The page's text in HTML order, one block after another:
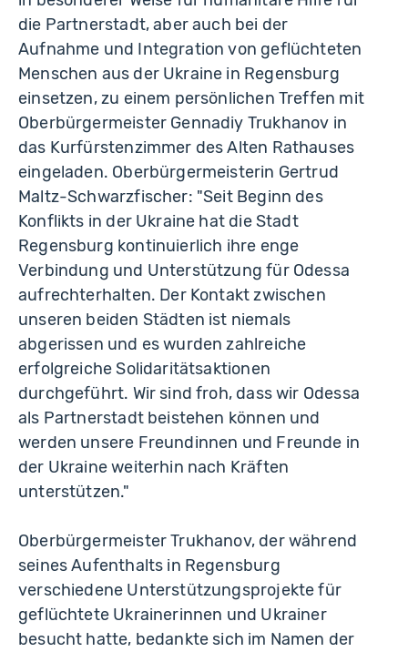
die Partnerstadt, aber auch bei der
Aufnahme und Integration von geflüchteten
Menschen aus der Ukraine in Regensburg
einsetzen, zu einem persönlichen Treffen mit
Oberbürgermeister Gennadiy Trukhanov in
das Kurfürstenzimmer des Alten Rathauses
eingeladen. Oberbürgermeisterin Gertrud
Maltz-Schwarzfischer: "Seit Beginn des
Konflikts in der Ukraine hat die Stadt
Regensburg kontinuierlich ihre enge
Verbindung und Unterstützung für Odessa
aufrechterhalten. Der Kontakt zwischen
unseren beiden Städten ist niemals
abgerissen und es wurden zahlreiche
erfolgreiche Solidaritätsaktionen
durchgeführt. Wir sind froh, dass wir Odessa
als Partnerstadt beistehen können und
werden unsere Freundinnen und Freunde in
der Ukraine weiterhin nach Kräften
unterstützen."
Oberbürgermeister Trukhanov, der während
seines Aufenthalts in Regensburg
verschiedene Unterstützungsprojekte für
geflüchtete Ukrainerinnen und Ukrainer
besucht hatte, bedankte sich im Namen der